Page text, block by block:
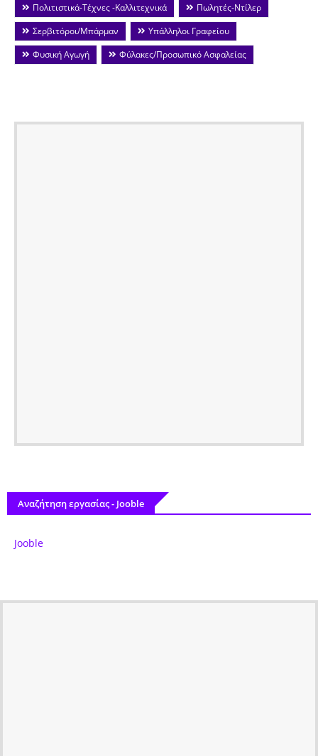
Πολιτιστικά-Τέχνες -Καλλιτεχνικά
Πωλητές-Ντίλερ
Σερβιτόροι/Μπάρμαν
Υπάλληλοι Γραφείου
Φυσική Αγωγή
Φύλακες/Προσωπικό Ασφαλείας
Αναζήτηση εργασίας - Jooble
Jooble